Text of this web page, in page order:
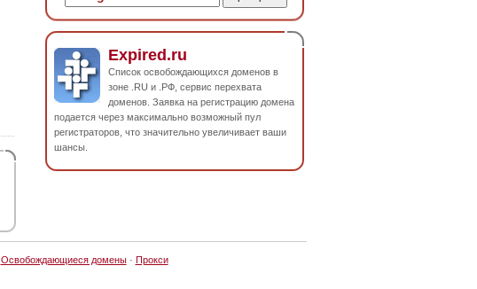
Expired.ru
Список освобождающихся доменов в
зоне .RU и .РФ, сервис перехвата
доменов. Заявка на регистрацию домена
подается через максимально возможный пул
регистраторов, что значительно увеличивает ваши
шансы.
Освобождающиеся домены· Прокси